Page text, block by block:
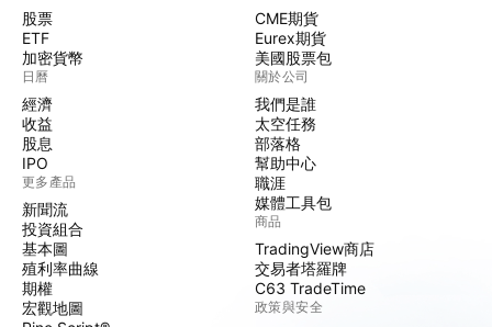
股票
ETF
加密貨幣
日曆
經濟
收益
股息
IPO
更多產品
新聞流
投資組合
基本圖
殖利率曲線
期權
宏觀地圖
CME期貨
Eurex期貨
美國股票包
關於公司
我們是誰
太空任務
部落格
幫助中心
職涯
媒體工具包
商品
TradingView商店
交易者塔羅牌
C63 TradeTime
政策與安全